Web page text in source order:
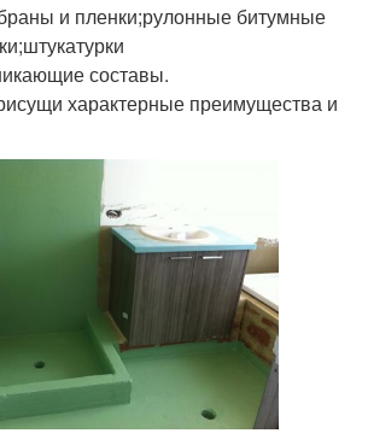
и пленки;рулонные битумные
составы.
характерные преимущества и